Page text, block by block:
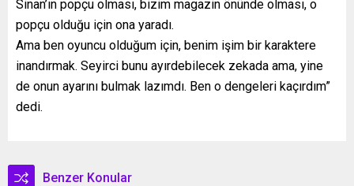
Sinan’ın popçu olması, bizim magazin önünde olması, o
popçu olduğu için ona yaradı.
Ama ben oyuncu olduğum için, benim işim bir karaktere
inandırmak. Seyirci bunu ayırdebilecek zekada ama, yine
de onun ayarını bulmak lazımdı. Ben o dengeleri kaçırdım”
dedi.
Benzer Konular